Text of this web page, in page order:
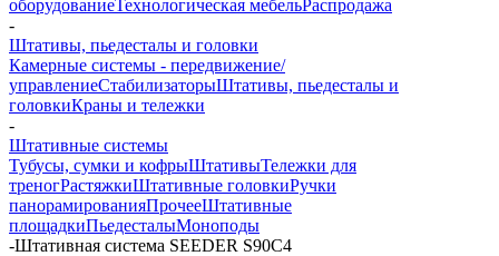
оборудованиеТехнологическая мебельРаспродажа
-
Штативы, пьедесталы и головки
Камерные системы - передвижение/
управлениеСтабилизаторыШтативы, пьедесталы и
головкиКраны и тележки
-
Штативные системы
Тубусы, сумки и кофрыШтативыТележки для
треногРастяжкиШтативные головкиРучки
панорамированияПрочееШтативные
площадкиПьедесталыМоноподы
-Штативная система SEEDER S90C4